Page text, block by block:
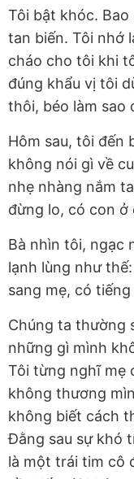
Tôi bật khóc.
tan biến. Tôi nhớ
cháo cho tôi khi
đúng khẩu vị tôi
thôi, béo làm sao
Hôm sau, tôi đến
không nói gì về
nhẹ nhàng nắm
đừng lo, có con ở
Bà nhìn tôi, ngạc
lạnh lùng như
sang mẹ, có
Chúng ta thường
những gì mình
Tôi từng nghĩ mẹ
không thương
không biết cách
Đằng sau sự khó
là một trái tim cô